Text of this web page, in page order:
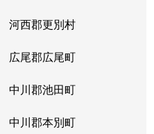
河西郡更別村
広尾郡広尾町
中川郡池田町
中川郡本別町